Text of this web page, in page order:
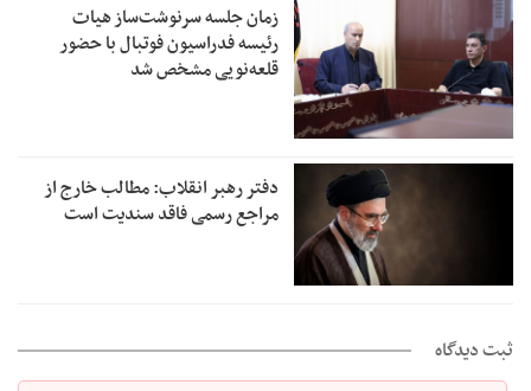
زمان جلسه سرنوشت‌ساز هیات
رئیسه فدراسیون فوتبال با حضور
قلعه‌نویی مشخص شد
دفتر رهبر انقلاب: مطالب خارج از
مراجع رسمی فاقد سندیت است
ثبت دیدگاه